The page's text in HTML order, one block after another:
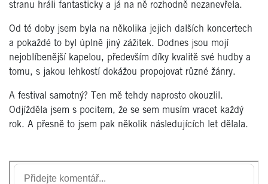
stranu hráli fantasticky a já na ně rozhodně nezanevřela.
Od té doby jsem byla na několika jejich dalších koncertech
a pokaždé to byl úplně jiný zážitek. Dodnes jsou mojí
nejoblí benější kapelou, především díky kvalitě své hudby a
tomu, s jakou lehkostí dokážou propojovat různé žánry.
A festival samotný? Ten mě tehdy naprosto okouzlil.
Odjížděla jsem s pocitem, že se sem musím vracet každý
rok. A přesně to jsem pak několik následujících let dělala.